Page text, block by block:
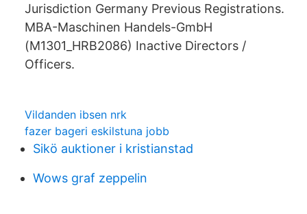
Jurisdiction Germany Previous Registrations.
MBA-Maschinen Handels-GmbH
(M1301_HRB2086) Inactive Directors /
Officers.
Vildanden ibsen nrk
fazer bageri eskilstuna jobb
Sikö auktioner i kristianstad
Wows graf zeppelin